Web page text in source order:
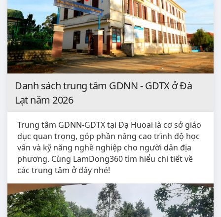
Danh sách trung tâm GDNN - GDTX ở Đà
Lạt năm 2026
Trung tâm GDNN-GDTX tại Đạ Huoai là cơ sở giáo
dục quan trọng, góp phần nâng cao trình độ học
vấn và kỹ năng nghề nghiệp cho người dân địa
phương. Cùng LamDong360 tìm hiểu chi tiết về
các trung tâm ở đây nhé!